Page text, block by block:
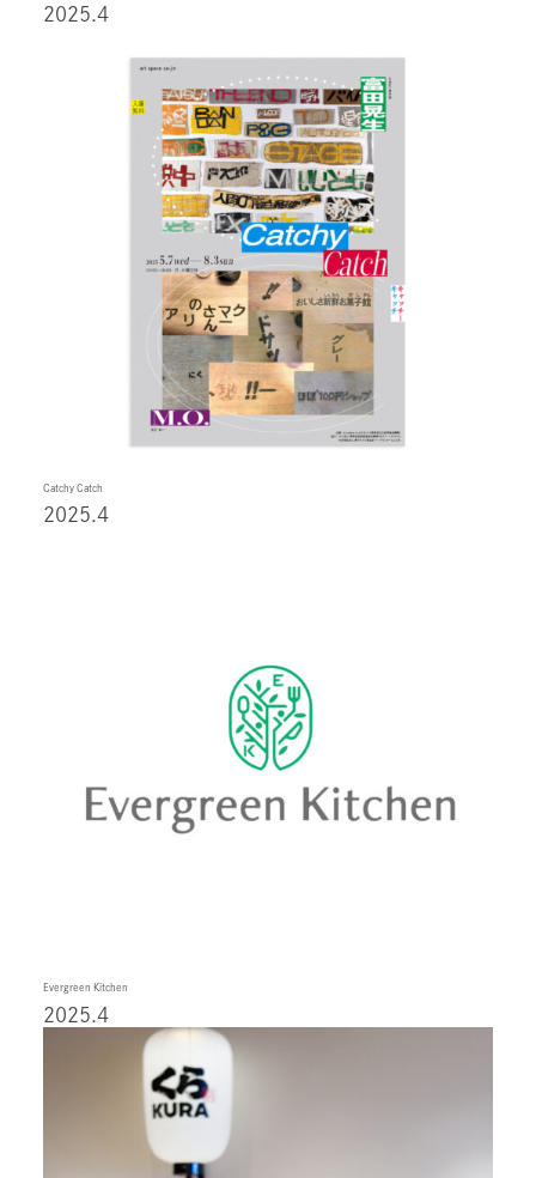
2025.4
Catchy Catch
2025.4
Evergreen Kitchen
2025.4